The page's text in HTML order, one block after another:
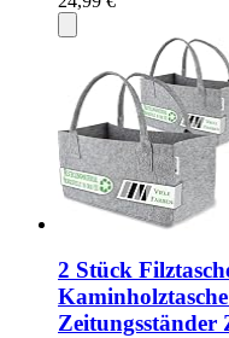
2 Stück
Zeitungsständer